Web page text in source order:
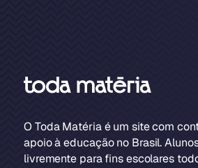
O Toda Matéria é um site com
apoio à educação no Brasil.
livremente para fins escolares